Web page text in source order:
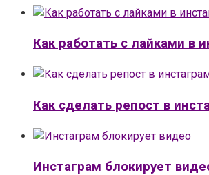
Как работать с лайками в
Как сделать репост в
Инстаграм блокирует